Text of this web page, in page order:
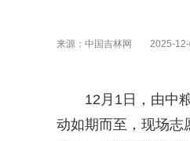
来源：中国吉林网 2025-
12月1日，由中
动如期而至，现场志